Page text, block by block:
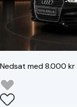
Nedsat med 8.000 kr